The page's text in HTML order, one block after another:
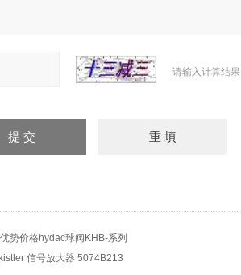
请输入计算结
势价格hydac球阀KHB-系列
信号放大器 5074B213